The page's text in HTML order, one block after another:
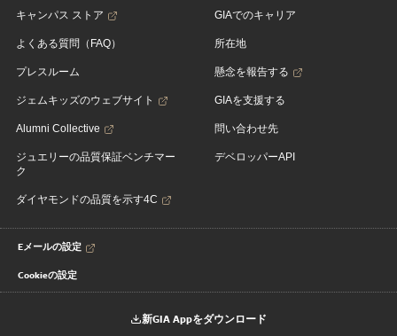
キャンパス ストア
よくある質問（FAQ）
プレスルーム
ジェムキッズのウェブサイト
Alumni Collective
ジュエリーの品質保証ベンチマー
ク
ダイヤモンドの品質を示す4C
GIAでのキャリア
所在地
懸念を報告する
GIAを支援する
問い合わせ先
デベロッパーAPI
Eメールの設定
Cookieの設定
新GIA Appをダウンロード